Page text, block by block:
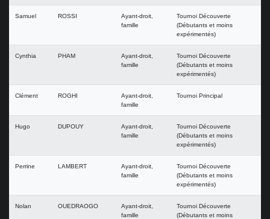
Samuel ROSSI
Ayant-droit,
famille
Tournoi Découverte
(Débutants et moins
expérimentés)
Cynthia PHAM
Ayant-droit,
famille
Tournoi Découverte
(Débutants et moins
expérimentés)
Clément ROGHI
Ayant-droit,
famille
Tournoi Principal
Hugo DUPOUY
Ayant-droit,
famille
Tournoi Découverte
(Débutants et moins
expérimentés)
Perrine LAMBERT
Ayant-droit,
famille
Tournoi Découverte
(Débutants et moins
expérimentés)
Nolan OUEDRAOGO
Ayant-droit,
famille
Tournoi Découverte
(Débutants et moins